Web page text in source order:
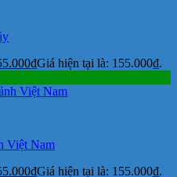
₫Giá hiện tại là: 155.000₫.
Việt Nam
₫Giá hiện tại là: 155.000₫.